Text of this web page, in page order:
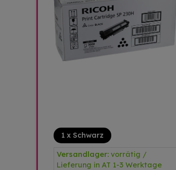
1 x Schwarz
Versandlager: vorrätig /
Lieferung in AT 1-3 Werktage